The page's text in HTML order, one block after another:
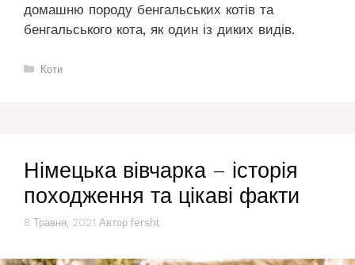
домашню породу бенгальських котів та
бенгальського кота, як один із диких видів.
Категорії
Коти
Німецька вівчарка – історія
походження та цікаві факти
8 Травня, 2021 Автор fersht